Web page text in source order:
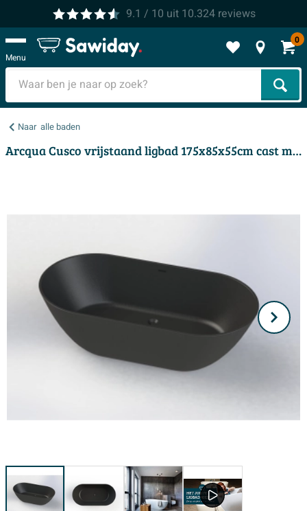
9.1 / 10 uit 10.324reviews
Menu
0
Naar alle baden
Arcqua Cusco vrijstaand ligbad 175x85x55cm cast marble Mat Zwart